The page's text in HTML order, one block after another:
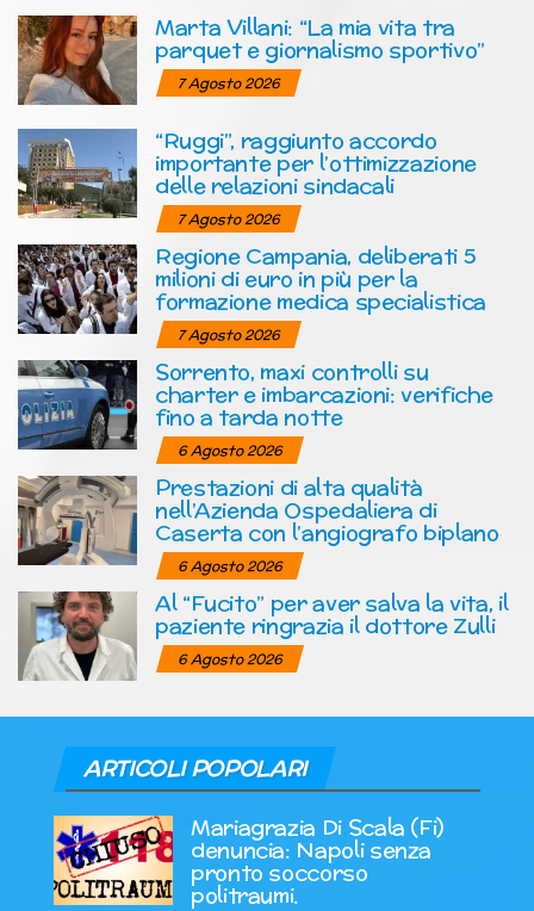
Marta Villani: “La mia vita tra
parquet e giornalismo sportivo”
7 Agosto 2026
“Ruggi”, raggiunto accordo
importante per l’ottimizzazione
delle relazioni sindacali
7 Agosto 2026
Regione Campania, deliberati 5
milioni di euro in più per la
formazione medica specialistica
7 Agosto 2026
Sorrento, maxi controlli su
charter e imbarcazioni: verifiche
fino a tarda notte
6 Agosto 2026
Prestazioni di alta qualità
nell’Azienda Ospedaliera di
Caserta con l’angiografo biplano
6 Agosto 2026
Al “Fucito” per aver salva la vita, il
paziente ringrazia il dottore Zulli
6 Agosto 2026
ARTICOLI POPOLARI
Mariagrazia Di Scala (Fi)
denuncia: Napoli senza
pronto soccorso
politraumi.